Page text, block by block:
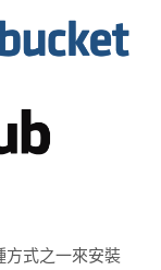
方式之一來安裝